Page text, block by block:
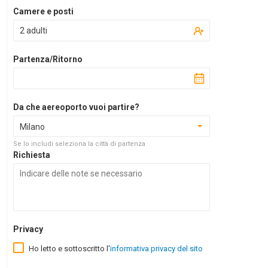
Camere e posti
2 adulti
Partenza/Ritorno
Da che aereoporto vuoi partire?
Milano
Se lo includi seleziona la città di partenza
Richiesta
Privacy
Ho letto e sottoscritto l'informativa privacy del sito